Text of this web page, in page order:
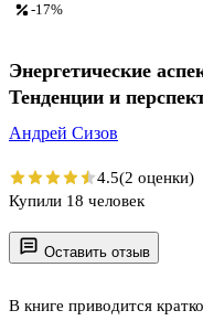
Оставить отзыв
В книге приводится
-17%
Энергетические
Тенденции и
Андрей Сизов
4.5(2 оценки)
Купили 18 человек